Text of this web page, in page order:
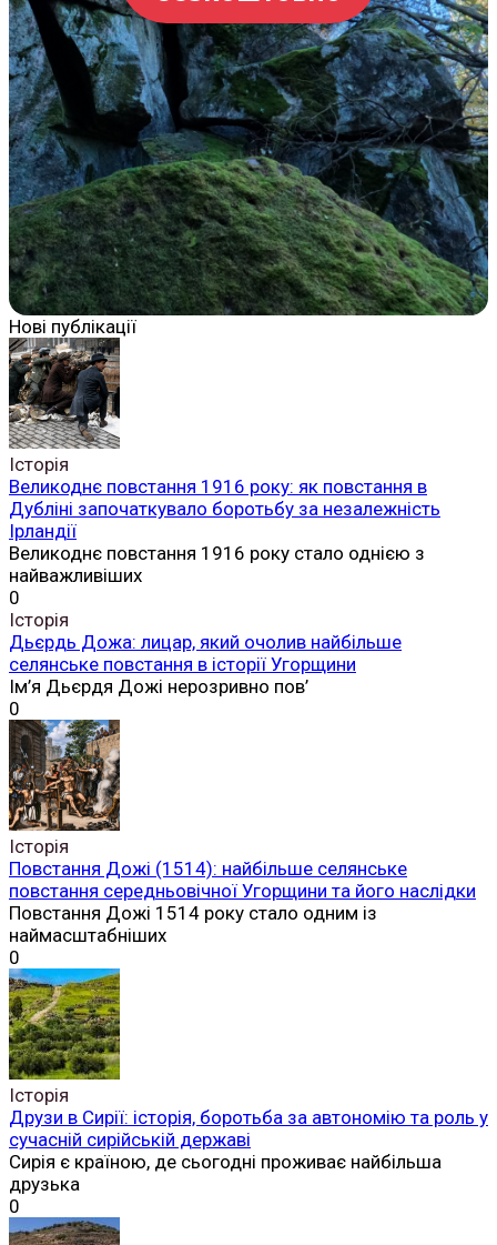
Нові публікації
Історія
Великоднє повстання 1916 року: як повстання в
Дубліні започаткувало боротьбу за незалежність
Ірландії
Великоднє повстання 1916 року стало однією з
найважливіших
0
Історія
Дьєрдь Дожа: лицар, який очолив найбільше
селянське повстання в історії Угорщини
Ім’я Дьєрдя Дожі нерозривно пов’
0
Історія
Повстання Дожі (1514): найбільше селянське
повстання середньовічної Угорщини та його наслідки
Повстання Дожі 1514 року стало одним із
наймасштабніших
0
Історія
Друзи в Сирії: історія, боротьба за автономію та роль у
сучасній сирійській державі
Сирія є країною, де сьогодні проживає найбільша
друзька
0